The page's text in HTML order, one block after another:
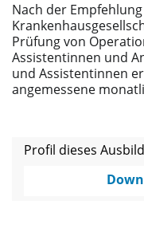
Nach der
Prüfung von
Assistentinnen und
und Assistentinnen
angemessene
Profil dieses